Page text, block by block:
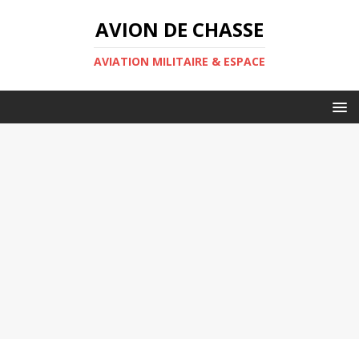
AVION DE CHASSE
AVIATION MILITAIRE & ESPACE